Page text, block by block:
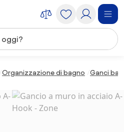
Organizzazione di bagno Ganci